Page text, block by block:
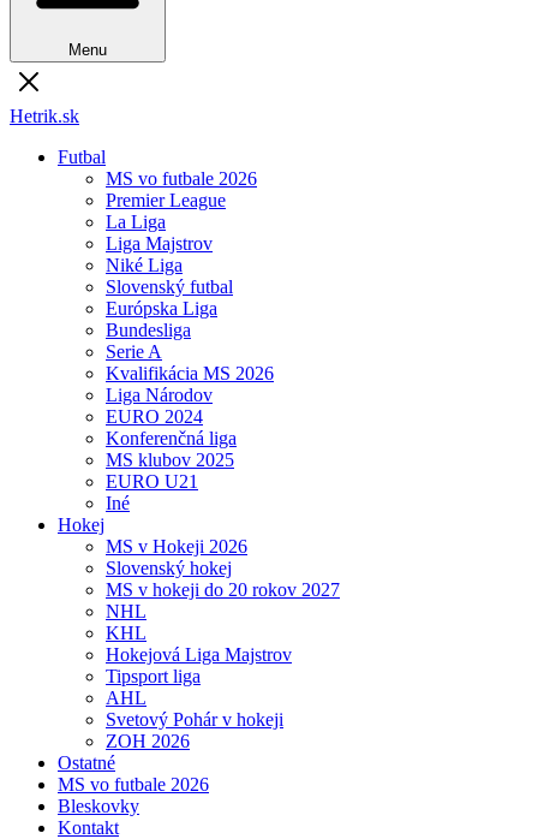
Menu
Hetrik.sk
Futbal
MS vo futbale 2026
Premier League
La Liga
Liga Majstrov
Niké Liga
Slovenský futbal
Európska Liga
Bundesliga
Serie A
Kvalifikácia MS 2026
Liga Národov
EURO 2024
Konferenčná liga
MS klubov 2025
EURO U21
Iné
Hokej
MS v Hokeji 2026
Slovenský hokej
MS v hokeji do 20 rokov 2027
NHL
KHL
Hokejová Liga Majstrov
Tipsport liga
AHL
Svetový Pohár v hokeji
ZOH 2026
Ostatné
MS vo futbale 2026
Bleskovky
Kontakt